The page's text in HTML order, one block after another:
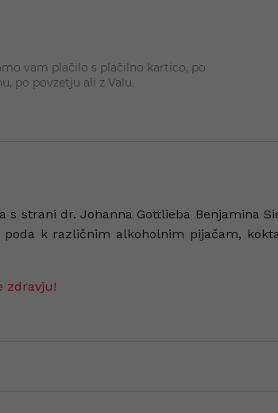
vam plačilo s plačilno kartico, po
po povzetju ali z Valu.
s strani dr. Johanna Gottlieba Benjamina
k različnim alkoholnim pijačam,
zdravju!